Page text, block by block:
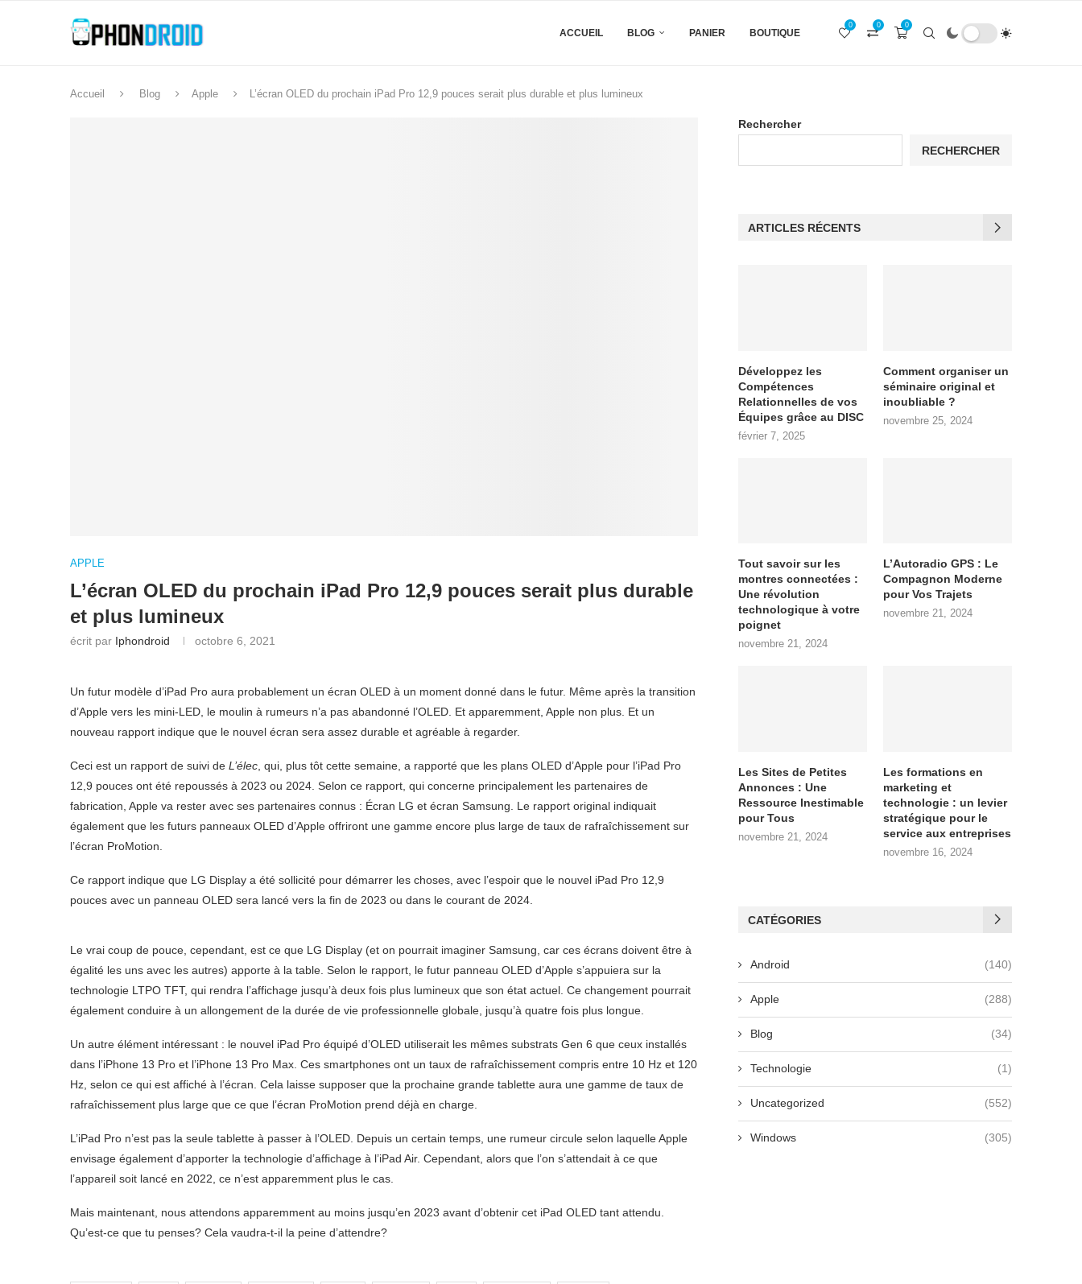
ACCUEIL BLOG PANIER BOUTIQUE
0
0
0
Accueil Blog Apple L’écran OLED du prochain iPad Pro 12,9 pouces serait plus durable et plus lumineux
APPLE
L’écran OLED du prochain iPad Pro 12,9 pouces serait plus durable
et plus lumineux
écrit par Iphondroid octobre 6, 2021
Un futur modèle d’iPad Pro aura probablement un écran OLED à un moment donné dans le futur. Même après la transition
d’Apple vers les mini-LED, le moulin à rumeurs n’a pas abandonné l’OLED. Et apparemment, Apple non plus. Et un
nouveau rapport indique que le nouvel écran sera assez durable et agréable à regarder.
Ceci est un rapport de suivi de L’élec , qui, plus tôt cette semaine, a rapporté que les plans OLED d’Apple pour l’iPad Pro
12,9 pouces ont été repoussés à 2023 ou 2024. Selon ce rapport, qui concerne principalement les partenaires de
fabrication, Apple va rester avec ses partenaires connus : Écran LG et écran Samsung. Le rapport original indiquait
également que les futurs panneaux OLED d’Apple offriront une gamme encore plus large de taux de rafraîchissement sur
l’écran ProMotion.
Ce rapport indique que LG Display a été sollicité pour démarrer les choses, avec l’espoir que le nouvel iPad Pro 12,9
pouces avec un panneau OLED sera lancé vers la fin de 2023 ou dans le courant de 2024.
Le vrai coup de pouce, cependant, est ce que LG Display (et on pourrait imaginer Samsung, car ces écrans doivent être à
égalité les uns avec les autres) apporte à la table. Selon le rapport, le futur panneau OLED d’Apple s’appuiera sur la
technologie LTPO TFT, qui rendra l’affichage jusqu’à deux fois plus lumineux que son état actuel. Ce changement pourrait
également conduire à un allongement de la durée de vie professionnelle globale, jusqu’à quatre fois plus longue.
Un autre élément intéressant : le nouvel iPad Pro équipé d’OLED utiliserait les mêmes substrats Gen 6 que ceux installés
dans l’iPhone 13 Pro et l’iPhone 13 Pro Max. Ces smartphones ont un taux de rafraîchissement compris entre 10 Hz et 120
Hz, selon ce qui est affiché à l’écran. Cela laisse supposer que la prochaine grande tablette aura une gamme de taux de
rafraîchissement plus large que ce que l’écran ProMotion prend déjà en charge.
L’iPad Pro n’est pas la seule tablette à passer à l’OLED. Depuis un certain temps, une rumeur circule selon laquelle Apple
envisage également d’apporter la technologie d’affichage à l’iPad Air. Cependant, alors que l’on s’attendait à ce que
l’appareil soit lancé en 2022, ce n’est apparemment plus le cas.
Mais maintenant, nous attendons apparemment au moins jusqu’en 2023 avant d’obtenir cet iPad OLED tant attendu.
Qu’est-ce que tu penses? Cela vaudra-t-il la peine d’attendre?
Rechercher
RECHERCHER
ARTICLES RÉCENTS
Développez les
Compétences
Relationnelles de vos
Équipes grâce au DISC
février 7, 2025
Comment organiser un
séminaire original et
inoubliable ?
novembre 25, 2024
Tout savoir sur les
montres connectées :
Une révolution
technologique à votre
poignet
novembre 21, 2024
L’Autoradio GPS : Le
Compagnon Moderne
pour Vos Trajets
novembre 21, 2024
Les Sites de Petites
Annonces : Une
Ressource Inestimable
pour Tous
novembre 21, 2024
Les formations en
marketing et
technologie : un levier
stratégique pour le
service aux entreprises
novembre 16, 2024
CATÉGORIES
Android (140)
Apple (288)
Blog (34)
Technologie (1)
Uncategorized (552)
Windows (305)